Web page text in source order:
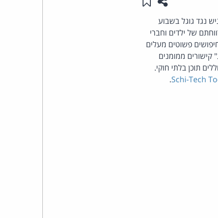
נגד גוגל בשבוע
של ילדים וחברי
פשוטים מעלים
קישורים ממומנים
תוכן בלתי חוקי.
Schi-Tech
.